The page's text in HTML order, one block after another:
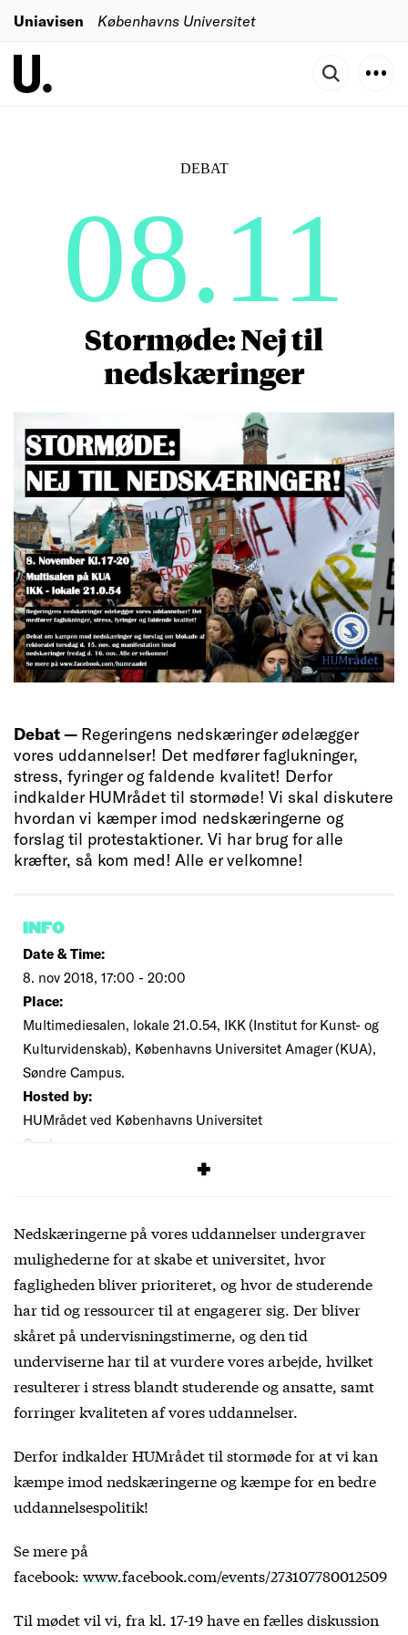
Uniavisen Københavns Universitet
DEBAT
08.11
Stormøde: Nej til
nedskæringer
Debat — Regeringens nedskæringer ødelægger
vores uddannelser! Det medfører faglukninger,
stress, fyringer og faldende kvalitet! Derfor
indkalder HUMrådet til stormøde! Vi skal diskutere
hvordan vi kæmper imod nedskæringerne og
forslag til protestaktioner. Vi har brug for alle
kræfter, så kom med! Alle er velkomne!
INFO
Date & Time:
8. nov 2018, 17:00 - 20:00
Place:
Multimediesalen, lokale 21.0.54, IKK (Institut for Kunst- og
Kulturvidenskab), Københavns Universitet Amager (KUA),
Søndre Campus.
Hosted by:
HUMrådet ved Københavns Universitet
Cost:
Nedskæringerne på vores uddannelser undergraver
mulighederne for at skabe et universitet, hvor
fagligheden bliver prioriteret, og hvor de studerende
har tid og ressourcer til at engagerer sig. Der bliver
skåret på undervisningstimerne, og den tid
underviserne har til at vurdere vores arbejde, hvilket
resulterer i stress blandt studerende og ansatte, samt
forringer kvaliteten af vores uddannelser.
Derfor indkalder HUMrådet til stormøde for at vi kan
kæmpe imod nedskæringerne og kæmpe for en bedre
uddannelsespolitik!
Se mere på
facebook: www.facebook.com/events/273107780012509
Til mødet vil vi, fra kl. 17-19 have en fælles diskussion